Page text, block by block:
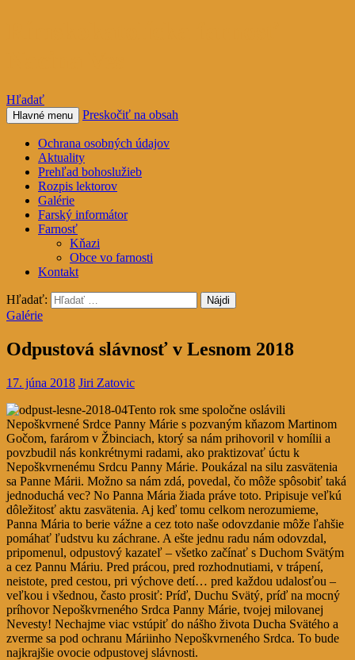
Hľadať
Hlavné menu Preskočiť na obsah
Ochrana osobných údajov
Aktuality
Prehľad bohoslužieb
Rozpis lektorov
Galérie
Farský informátor
Farnosť
Kňazi
Obce vo farnosti
Kontakt
Hľadať:
Galérie
Odpustová slávnosť v Lesnom 2018
17. júna 2018 Jiri Zatovic
Tento rok sme spoločne oslávili
Nepoškvrnené Srdce Panny Márie s pozvaným kňazom Martinom
Gočom, farárom v Žbinciach, ktorý sa nám prihovoril v homílii a
povzbudil nás konkrétnymi radami, ako praktizovať úctu k
Nepoškvrnenému Srdcu Panny Márie. Poukázal na silu zasvätenia
sa Panne Márii. Možno sa nám zdá, povedal, čo môže spôsobiť taká
jednoduchá vec? No Panna Mária žiada práve toto. Pripisuje veľkú
dôležitosť aktu zasvätenia. Aj keď tomu celkom nerozumieme,
Panna Mária to berie vážne a cez toto naše odovzdanie môže ľahšie
pomáhať ľudstvu ku záchrane. A ešte jednu radu nám odovzdal,
pripomenul, odpustový kazateľ – všetko začínať s Duchom Svätým
a cez Pannu Máriu. Pred prácou, pred rozhodnutiami, v trápení,
neistote, pred cestou, pri výchove detí… pred každou udalosťou –
veľkou i všednou, často prosiť: Príď, Duchu Svätý, príď na mocný
príhovor Nepoškvrneného Srdca Panny Márie, tvojej milovanej
Nevesty! Nechajme viac vstúpiť do nášho života Ducha Svätého a
zverme sa pod ochranu Máriinho Nepoškvrneného Srdca. To bude
najkrajšie ovocie odpustovej slávnosti.